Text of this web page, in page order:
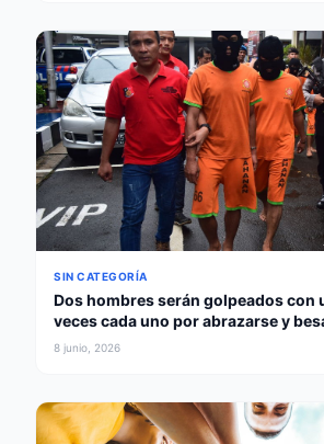
SIN CATEGORÍA
Dos hombres serán golpeados con
veces cada uno por abrazarse y
8 junio, 2026